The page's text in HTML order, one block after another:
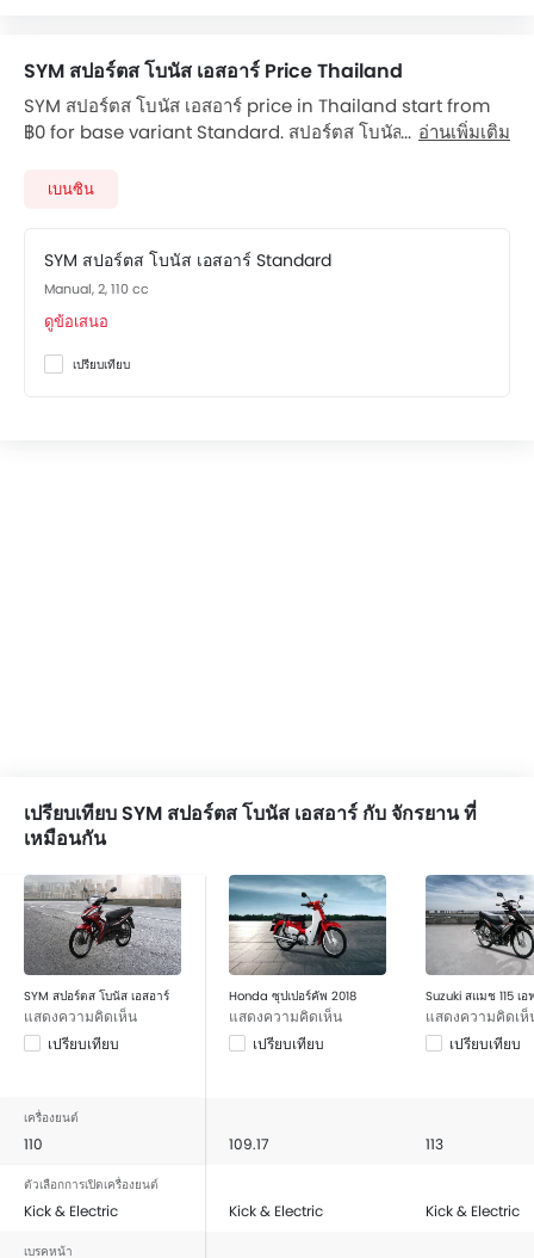
Carburettor 110 cc 1 Cylinder engine. It comes with the
option of a 4-Speed transmission gearbox. The Front
Tyre size is 110/70 R17 & Rear Tyre size is 140/70 R17.
Features for Console include Analog มาตรวัดความเร็ว,
มาตรวัดน้ำมันเชื้อเพลิง.
Suzuki เรเดอร์ อาร์150 เอฟไอ andHonda ซุปเปอร์คับ 2019
SYM สปอร์ตส โบนัส เอสอาร์ Price Thailand
SYM สปอร์ตส โบนัส เอสอาร์ price in Thailand start from
฿0 for base variant Standard. สปอร์ตส โบนัส เอสอาร์
สอาร์ 2026 price list below to see the SRP prices and
อ่านเพิ่มเติม
เบนซิน
SYM สปอร์ตส โบนัส เอสอาร์ Standard
Manual, 2, 110 cc
ดูข้อเสนอ
เปรียบเทียบ
เปรียบเทียบ SYM สปอร์ตส โบนัส เอสอาร์ กับ จักรยาน ที่
เหมือนกัน
SYM สปอร์ตส โบนัส เอสอาร์
แสดงความคิดเห็น
เปรียบเทียบ
Honda ซุปเปอร์คัพ 2018
แสดงความคิดเห็น
เปรียบเทียบ
Suzuki สแมช 115 เ
แสดงความคิดเห็
เปรียบเทียบ
เครื่องยนต์
110 109.17 113
ตัวเลือกการเปิดเครื่องยนต์
Kick & Electric Kick & Electric Kick & Electric
เบรคหน้า